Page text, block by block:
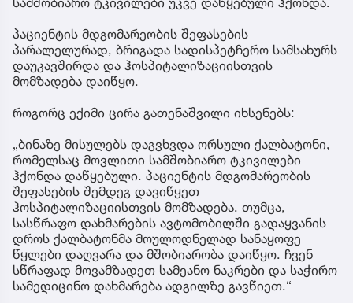
პაციენტის მდგომარეობის შეფასების
პარალელურად, ბრიგადა სადისპეტჩერო სამსახურს
დაუკავშირდა და ჰოსპიტალიზაციისთვის
მომზადება დაიწყო.
როგორც ექიმი ცირა გათენაშვილი იხსენებს:
„ბინაზე მისულებს დაგვხვდა ორსული ქალბატონი,
რომელსაც მოვლითი სამშობიარო ტკივილები
ჰქონდა დაწყებული. პაციენტის მდგომარეობის
შეფასების შემდეგ დავიწყეთ
ჰოსპიტალიზაციისთვის მომზადება. თუმცა,
სასწრაფო დახმარების ავტომობილში გადაყვანის
დროს ქალბატონმა მოულოდნელად სანაყოფე
წყლები დაღვარა და მშობიარობა დაიწყო. ჩვენ
სწრაფად მოვამზადეთ სამეანო ნაკრები და საჭირო
სამედიცინო დახმარება ადგილზე გავწიეთ.“